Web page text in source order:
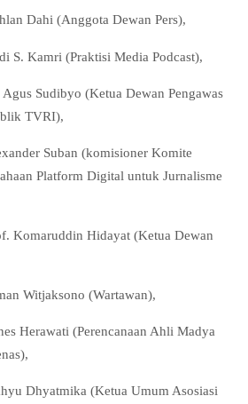
Dewan Pers),
(Praktisi Media Podcast),
(Ketua Dewan Pengawas
TVRI),
(komisioner Komite
Platform Digital untuk Jurnalisme
Hidayat (Ketua Dewan
(Wartawan),
(Perencanaan Ahli Madya
(Ketua Umum Asosiasi